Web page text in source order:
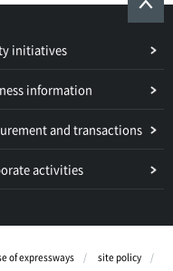
initiatives
information
and transactions
activities
of expressways site policy